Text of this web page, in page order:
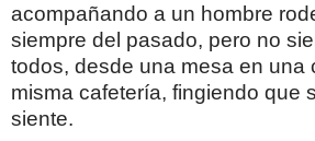
acompañando a un hombre
siempre del pasado, pero no
todos, desde una mesa en una
misma cafetería, fingiendo que
siente.